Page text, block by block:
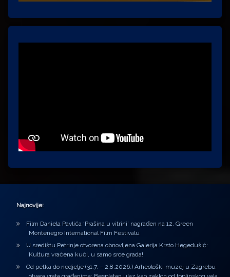
Najnovije:
Film Daniela Pavlića ‘Prašina u vitrini’ nagrađen na 12. Green
Montenegro International Film Festivalu
U središtu Petrinje otvorena obnovljena Galerija Krsto Hegedušić:
Kultura vraćena kući, u samo srce grada!
Od petka do nedjelje (31.7. – 2.8.2026.) Arheološki muzej u Zagrebu